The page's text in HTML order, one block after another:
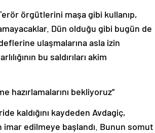
örgütlerini maşa gibi kullanıp,
Dün olduğu gibi bugün de
ulaşmalarına asla izin
bu saldırıları akim
hazırlamalarını bekliyoruz”
kaldığını kaydeden Avdagiç,
edilmeye başlandı. Bunun somut